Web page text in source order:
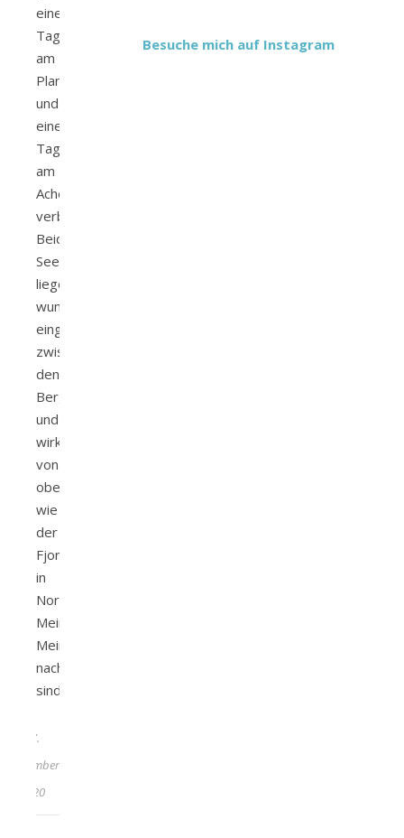
einen
Tag
am
Plansee
und
einen
Tag
am
Achensee
verbracht.
Beide
Seen
liegen
wunderschön
eingebettet
zwischen
den
Bergen
und
wirken
von
oben
wie
der
Fjord
in
Norwegen.
Meiner
Meinung
nach
sind…
27.
September
2020
Besuche mich auf Instagram